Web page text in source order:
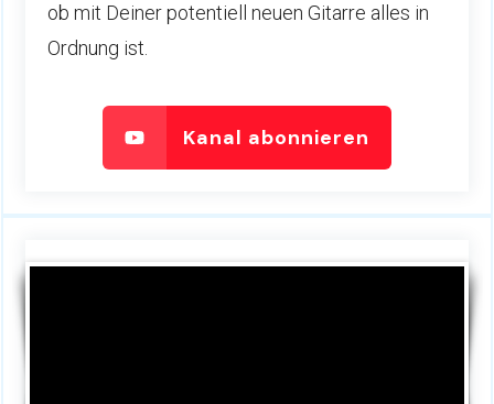
ob mit Deiner potentiell neuen Gitarre alles in
Ordnung ist.
Kanal abonnieren